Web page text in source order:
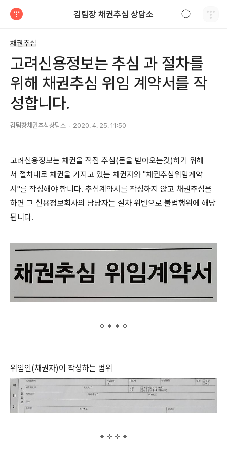
김팀장 채권추심 상담소
채권추심
고려신용정보는 추심 과 절차를
위해 채권추심 위임 계약서를 작
성합니다.
김팀장채권추심상담소 2020. 4. 25. 11:50
고려신용정보는 채권을 직접 추심(돈을 받아오는것)하기 위해
서 절차대로 채권을 가지고 있는 채권자와 "채권추심위임계약
서"를 작성해야 합니다. 추심계약서를 작성하지 않고 채권추심을
하면 그 신용정보회사의 담당자는 절차 위반으로 불법행위에 해당
됩니다.
위임인(채권자)이 작성하는 범위